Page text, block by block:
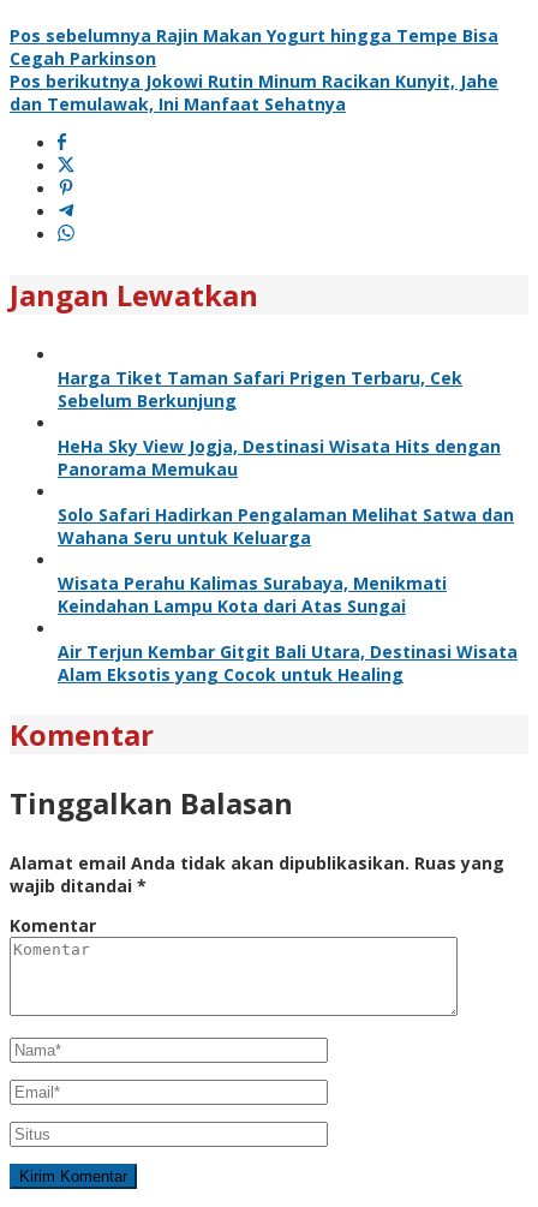
Pos sebelumnya Rajin Makan Yogurt hingga Tempe Bisa
Cegah Parkinson
Pos berikutnya Jokowi Rutin Minum Racikan Kunyit, Jahe
dan Temulawak, Ini Manfaat Sehatnya
Jangan Lewatkan
Harga Tiket Taman Safari Prigen Terbaru, Cek
Sebelum Berkunjung
HeHa Sky View Jogja, Destinasi Wisata Hits dengan
Panorama Memukau
Solo Safari Hadirkan Pengalaman Melihat Satwa dan
Wahana Seru untuk Keluarga
Wisata Perahu Kalimas Surabaya, Menikmati
Keindahan Lampu Kota dari Atas Sungai
Air Terjun Kembar Gitgit Bali Utara, Destinasi Wisata
Alam Eksotis yang Cocok untuk Healing
Komentar
Tinggalkan Balasan
Alamat email Anda tidak akan dipublikasikan. Ruas yang
wajib ditandai *
Komentar